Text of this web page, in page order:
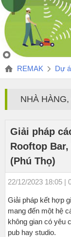
REMAK Dự
NHÀ
Giải pháp
Rooftop
(Phú Thọ)
22/12/2023 18:05 |
Giải pháp kết hợp
mang đến một hệ
không gian có yêu
pub hay studio.